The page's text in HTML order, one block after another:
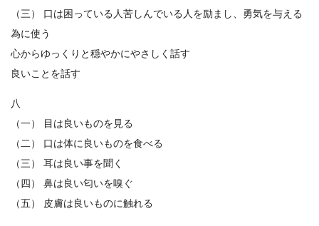
（三） 口は困っている人苦しんでいる人を励まし、勇気を与える
為に使う
心からゆっくりと穏やかにやさしく話す
良いことを話す
八
（一） 目は良いものを見る
（二） 口は体に良いものを食べる
（三） 耳は良い事を聞く
（四） 鼻は良い匂いを嗅ぐ
（五） 皮膚は良いものに触れる